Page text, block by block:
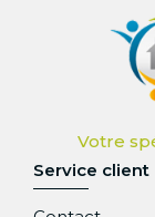
Service client